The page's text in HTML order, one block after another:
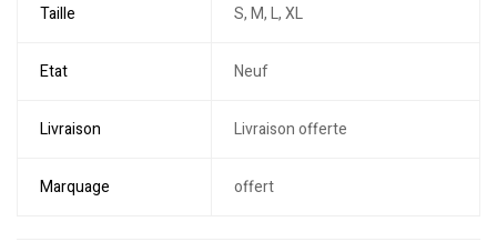
Taille S, M, L, XL
Etat Neuf
Livraison Livraison offerte
Marquage offert